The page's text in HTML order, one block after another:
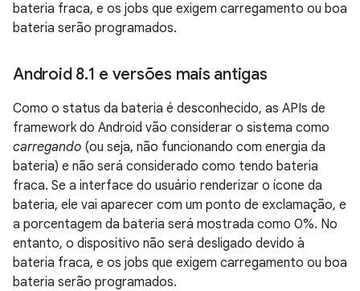
bateria fraca, e os jobs que exigem carregamento ou boa
bateria serão programados.
Android 8.1 e versões mais antigas
Como o status da bateria é desconhecido, as APIs de
framework do Android vão considerar o sistema como
carregando (ou seja, não funcionando com energia da
bateria) e não será considerado como tendo bateria
fraca. Se a interface do usuário renderizar o ícone da
bateria, ele vai aparecer com um ponto de exclamação, e
a porcentagem da bateria será mostrada como 0%. No
entanto, o dispositivo não será desligado devido à
bateria fraca, e os jobs que exigem carregamento ou boa
bateria serão programados.